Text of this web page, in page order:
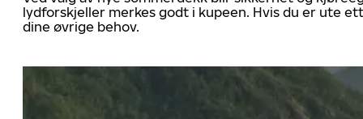
lydforskjeller merkes godt i kupeen. Hvis du er ute
dine øvrige behov.